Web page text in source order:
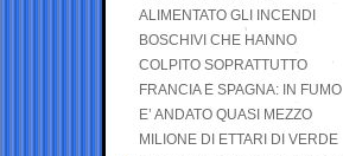
ALIMENTATO GLI INCENDI
BOSCHIVI CHE HANNO
COLPITO SOPRATTUTTO
FRANCIA E SPAGNA: IN FUMO
E’ ANDATO QUASI MEZZO
MILIONE DI ETTARI DI VERDE